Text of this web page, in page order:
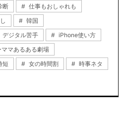
断
仕事もおしゃれも
韓国
デジタル苦手
iPhone使い方
マあるある劇場
短 女の時間割
時事ネタ